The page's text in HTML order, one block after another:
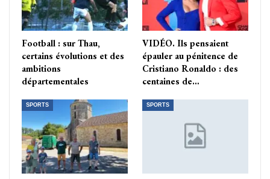
Football : sur Thau,
certains évolutions et des
ambitions
départementales
VIDÉO. Ils pensaient
épauler au pénitence de
Cristiano Ronaldo : des
centaines de…
SPORTS SPORTS